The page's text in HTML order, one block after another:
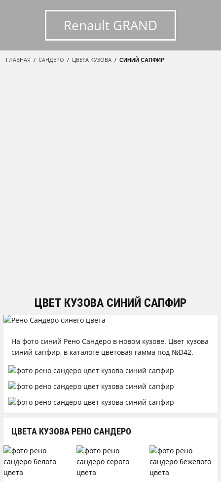
Renault GRAND
ГЛАВНАЯ / САНДЕРО / ЦВЕТА КУЗОВА / СИНИЙ САПФИР
ЦВЕТ КУЗОВА СИНИЙ САПФИР
На фото синий Рено Сандеро в новом кузове. Цвет кузова
синий сапфир, в каталоге цветовая гамма под №D42.
ЦВЕТА КУЗОВА РЕНО САНДЕРО